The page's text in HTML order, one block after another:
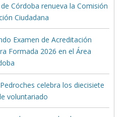
Córdoba renueva la Comisión
Ciudadana
Examen de Acreditación
Formada 2026 en el Área
celebra los diecisiete
voluntariado